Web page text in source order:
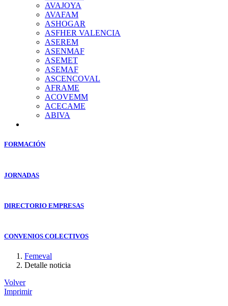
AVAJOYA
AVAFAM
ASHOGAR
ASFHER VALENCIA
ASEREM
ASENMAF
ASEMET
ASEMAF
ASCENCOVAL
AFRAME
ACOVEMM
ACECAME
ABIVA
FORMACIÓN
JORNADAS
DIRECTORIO EMPRESAS
CONVENIOS COLECTIVOS
Femeval
Detalle noticia
Volver
Imprimir